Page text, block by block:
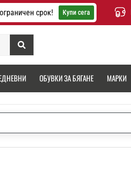
срок! Купи сега
Търсене
ОБУВКИ ЗА БЯГАНЕ МАРКИ